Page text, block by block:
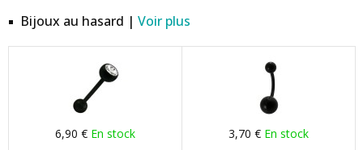
Bijoux au hasard | Voir plus
6,90 € En stock 3,70 € En stock